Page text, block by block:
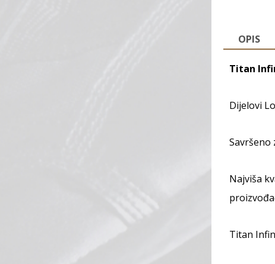
OPIS
Titan
Dijelovi
Savršeno
Najviša
Titan